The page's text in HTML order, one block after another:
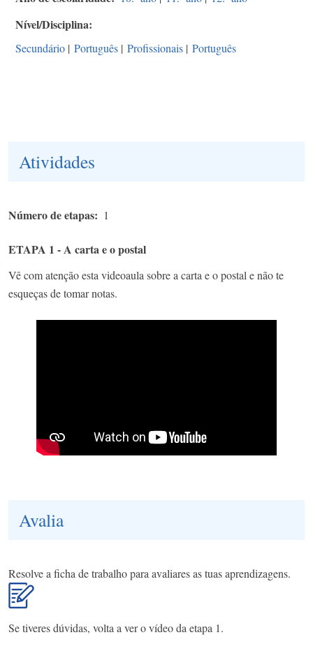
Nível/Disciplina
Secundário | Português | Profissionais | Português
Atividades
Número de etapas 1
ETAPA 1 - A carta e o postal
Vê com atenção esta videoaula sobre a carta e o postal e não te
esqueças de tomar notas.
Avalia
Resolve a ficha de trabalho para avaliares as tuas aprendizagens.
Se tiveres dúvidas, volta a ver o vídeo da etapa 1.